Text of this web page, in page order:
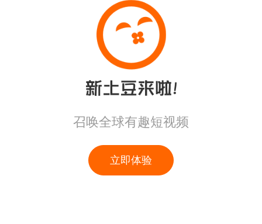
召唤全球有趣短视频
立即体验